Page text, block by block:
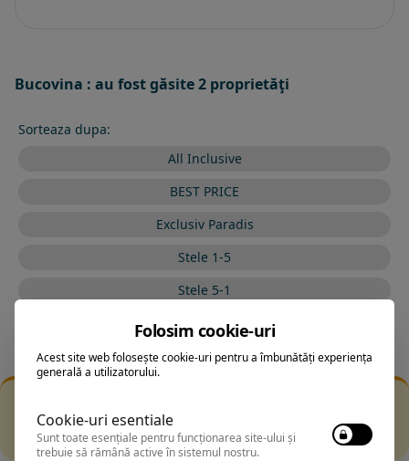
Bucovina : au fost găsite 2 proprietăţi
Sorteaza dupa:
All Inclusive
BEST PRICE
Exclusiv Paradis
Stele 1-5
Stele 5-1
Incearca sa folosesti o cautarea mai generala sau alege
alte fitre.
Folosim cookie-uri
Acest site web folosește cookie-uri pentru a îmbunătăți experiența
generală a utilizatorului.
Cookie-uri esentiale
Sunt toate esențiale pentru funcționarea site-ului și
trebuie să rămână active în sistemul nostru.